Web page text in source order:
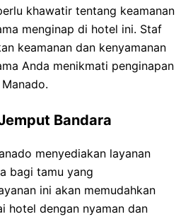
khawatir tentang keamanan
menginap di hotel ini. Staf
keamanan dan kenyamanan
Anda menikmati penginapan
Bandara
menyediakan layanan
bagi tamu yang
ini akan memudahkan
hotel dengan nyaman dan